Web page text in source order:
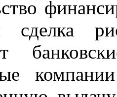
сделка